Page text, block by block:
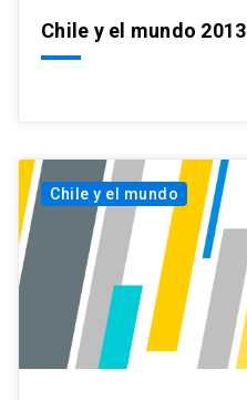
Chile y el mundo 2013
Chile y el mundo